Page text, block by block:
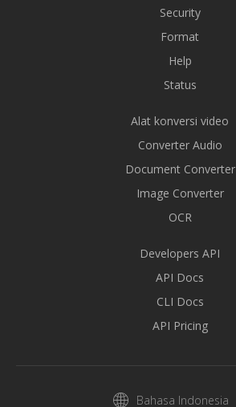
Security
Format
Help
Status
Alat konversi video
Converter Audio
Document Converter
Image Converter
OCR
Developers API
API Docs
CLI Docs
API Pricing
Bahasa Indonesia